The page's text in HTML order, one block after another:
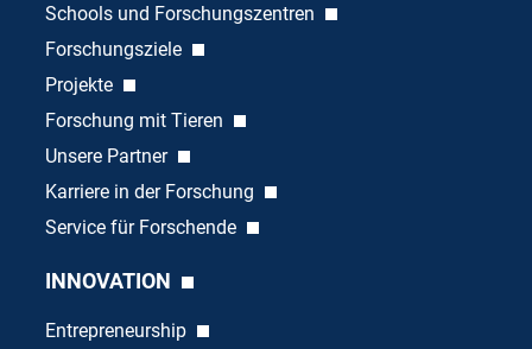
Schools und Forschungszentren
Forschungsziele
Projekte
Forschung mit Tieren
Unsere Partner
Karriere in der Forschung
Service für Forschende
INNOVATION
Entrepreneurship